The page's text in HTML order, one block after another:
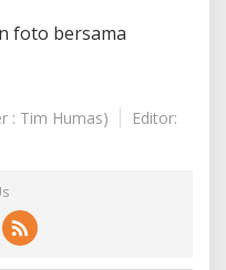
foto bersama
: Tim Humas)
Editor: